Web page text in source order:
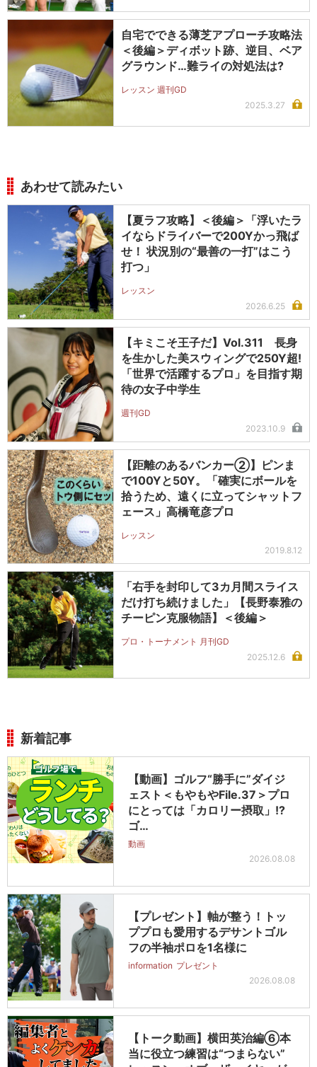
自宅でできる薄芝アプローチ攻略法
＜後編＞ディボット跡、逆目、ベア
グラウンド…難ライの対処法は?
レッスン 週刊GD
2025.3.27
あわせて読みたい
【夏ラフ攻略】＜後編＞「浮いたラ
イならドライバーで200Yかっ飛ば
せ！ 状況別の“最善の一打”はこう
打つ」
レッスン
2026.6.25
【キミこそ王子だ】Vol.311 長身
を生かした美スウィングで250Y超!
「世界で活躍するプロ」を目指す期
待の女子中学生
週刊GD
2023.10.9
【距離のあるバンカー②】ピンま
で100Yと50Y。「確実にボールを
拾うため、遠くに立ってシャットフ
ェース」高橋竜彦プロ
レッスン
2019.8.12
「右手を封印して3カ月間スライス
だけ打ち続けました」【長野泰雅の
チーピン克服物語】＜後編＞
プロ・トーナメント 月刊GD
2025.12.6
新着記事
【動画】ゴルフ“勝手に”ダイジ
ェスト＜もやもやFile.37＞プロ
にとっては「カロリー摂取」!?
ゴ…
動画
2026.08.08
【プレゼント】軸が整う！トッ
ププロも愛用するデサントゴル
フの半袖ポロを1名様に
information プレゼント
2026.08.08
【トーク動画】横田英治編⑥本
当に役立つ練習は“つまらない”